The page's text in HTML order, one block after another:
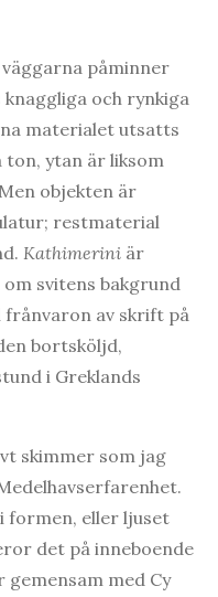
påminner
och rynkiga
materialet utsatts
ytan är liksom
objekten är
restmaterial
Kathimerini är
svitens bakgrund
av skrift på
bortsköljd,
i Greklands
skimmer som jag
formen, eller ljuset
det på inneboende
med Cy